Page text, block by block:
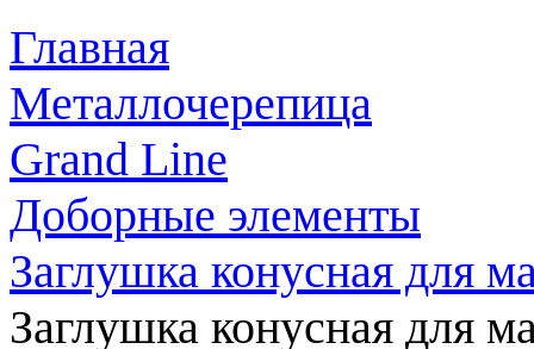
Главная
Металлочерепица
Grand Line
Доборные элементы
Заглушка конусная для
Заглушка конусная для